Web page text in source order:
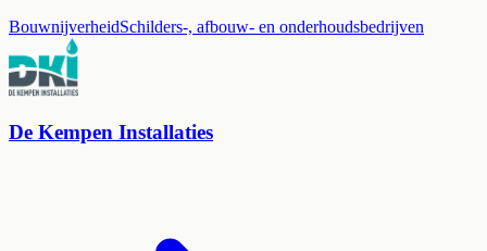
BouwnijverheidSchilders-, afbouw- en onderhoudsbedrijven
De Kempen Installaties